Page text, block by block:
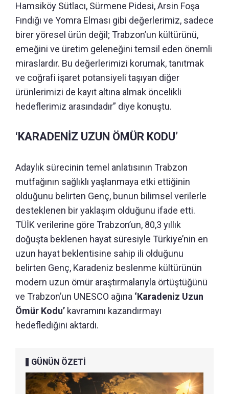
Hamsiköy Sütlacı, Sürmene Pidesi, Arsin Foşa
Fındığı ve Yomra Elması gibi değerlerimiz, sadece
birer yöresel ürün değil; Trabzon’un kültürünü,
emeğini ve üretim geleneğini temsil eden önemli
miraslardır. Bu değerlerimizi korumak, tanıtmak
ve coğrafi işaret potansiyeli taşıyan diğer
ürünlerimizi de kayıt altına almak öncelikli
hedeflerimiz arasındadır” diye konuştu.
‘KARADENİZ UZUN ÖMÜR KODU’
Adaylık sürecinin temel anlatısının Trabzon
mutfağının sağlıklı yaşlanmaya etki ettiğinin
olduğunu belirten Genç, bunun bilimsel verilerle
desteklenen bir yaklaşım olduğunu ifade etti.
TÜİK verilerine göre Trabzon’un, 80,3 yıllık
doğuşta beklenen hayat süresiyle Türkiye’nin en
uzun hayat beklentisine sahip ili olduğunu
belirten Genç, Karadeniz beslenme kültürünün
modern uzun ömür araştırmalarıyla örtüştüğünü
ve Trabzon’un UNESCO ağına ‘Karadeniz Uzun
Ömür Kodu’ kavramını kazandırmayı
hedeflediğini aktardı.
GÜNÜN ÖZETİ